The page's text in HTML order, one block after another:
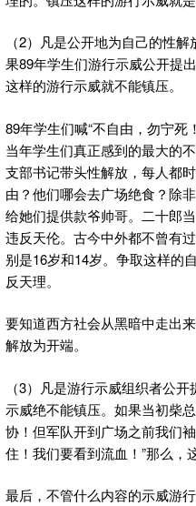
（2）凡是公开地为自己的性
果89年学生们游行示威公开提
这样的游行示威就不能镇压。
89年学生们喊“不自由，勿宁死
当年学生们真正感到的最大的
支部书记带头性解放，每人都
由？他们哪会去广场绝食？除
给她们提供款爷帅哥。二十郎
违反天伦。古今中外都不曾有
别是16岁和14岁。争取这样的
反天理。
要知道西方社会从黑暗中走出
解放为开端。
（3）凡是游行示威组织者公
示威绝不能镇压。如果当初柴
协！但军队开到广场之前我们
住！我们要看到流血！”那么，
最后，不管什么内容的示威游